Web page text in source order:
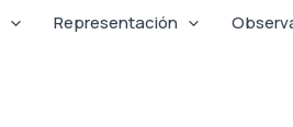
Representación